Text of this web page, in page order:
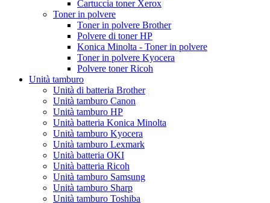
Cartuccia toner Xerox
Toner in polvere
Toner in polvere Brother
Polvere di toner HP
Konica Minolta - Toner in polvere
Toner in polvere Kyocera
Polvere toner Ricoh
Unità tamburo
Unità di batteria Brother
Unità tamburo Canon
Unità tamburo HP
Unità batteria Konica Minolta
Unità tamburo Kyocera
Unità tamburo Lexmark
Unità batteria OKI
Unità batteria Ricoh
Unità tamburo Samsung
Unità tamburo Sharp
Unità tamburo Toshiba